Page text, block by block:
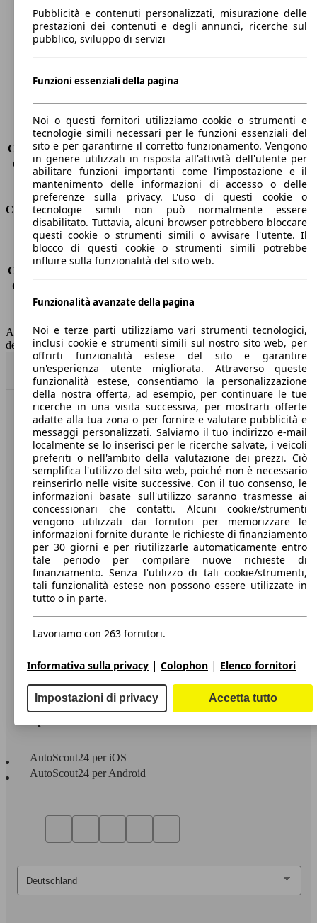
Lunghezza
4350 mm
Altezza
1460 mm
Larghezza
1800 mm
Passo
2630 mm
Carico massimo
-
Porte
5
Sedili
5
Carico sul tetto
-
Capacità di traino (senza freni) -
Capacità di traino (con freni)
1300 kg
Volume del bagagliaio
350 l
Consumi
Emissioni di CO2*
104 g/km (komb.)
Consumo (urbano)
5.5 l/100km
Consumo (extra-urbano)
Consumo (combinato)*
Classe di emissione
Euro 5
AutoScout24 non si assume alcuna responsabilità per la correttezza
dei dati.
Torna su
Benvenuti su AutoScout24, il mercato auto europeo.
Società
A proposito di AutoScout24
Stampa
Media
Condizioni generali
Informazioni
Dichiarazione di Accessibilità
Servizi
Area rivenditori
AutoScout24 per iOS
AutoScout24 per Android
Pubblicità e contenuti personalizzati, misurazione delle
prestazioni dei contenuti e degli annunci, ricerche sul
pubblico, sviluppo di servizi
Funzioni essenziali della pagina
Noi o questi fornitori utilizziamo cookie o strumenti e
tecnologie simili necessari per le funzioni essenziali del
sito e per garantirne il corretto funzionamento. Vengono
in genere utilizzati in risposta all'attività dell'utente per
abilitare funzioni importanti come l'impostazione e il
mantenimento delle informazioni di accesso o delle
preferenze sulla privacy. L'uso di questi cookie o
tecnologie simili non può normalmente essere
disabilitato. Tuttavia, alcuni browser potrebbero bloccare
questi cookie o strumenti simili o avvisare l'utente. Il
blocco di questi cookie o strumenti simili potrebbe
influire sulla funzionalità del sito web.
Funzionalità avanzate della pagina
Noi e terze parti utilizziamo vari strumenti tecnologici,
inclusi cookie e strumenti simili sul nostro sito web, per
offrirti funzionalità estese del sito e garantire
un'esperienza utente migliorata. Attraverso queste
funzionalità estese, consentiamo la personalizzazione
della nostra offerta, ad esempio, per continuare le tue
ricerche in una visita successiva, per mostrarti offerte
adatte alla tua zona o per fornire e valutare pubblicità e
messaggi personalizzati. Salviamo il tuo indirizzo e-mail
localmente se lo inserisci per le ricerche salvate, i veicoli
preferiti o nell'ambito della valutazione dei prezzi. Ciò
semplifica l'utilizzo del sito web, poiché non è necessario
reinserirlo nelle visite successive. Con il tuo consenso, le
informazioni basate sull'utilizzo saranno trasmesse ai
concessionari che contatti. Alcuni cookie/strumenti
vengono utilizzati dai fornitori per memorizzare le
informazioni fornite durante le richieste di finanziamento
per 30 giorni e per riutilizzarle automaticamente entro
tale periodo per compilare nuove richieste di
finanziamento. Senza l'utilizzo di tali cookie/strumenti,
tali funzionalità estese non possono essere utilizzate in
tutto o in parte.
Lavoriamo con 263 fornitori.
Informativa sulla privacy | Colophon | Elenco fornitori
Impostazioni di privacy Accetta tutto